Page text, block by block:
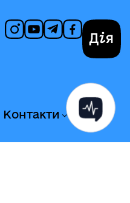
Контакти